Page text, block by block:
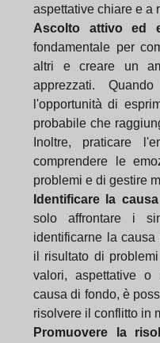
aspettative chiare e a
Ascolto attivo ed
fondamentale per
altri e creare un
apprezzati.
l'opportunità di
probabile che
Inoltre, praticare
comprendere le
problemi e di gestire
Identificare la
solo affrontare i
identificarne la
il risultato di
valori, aspettative o
causa di fondo, è
risolvere il conflitto in
Promuovere la